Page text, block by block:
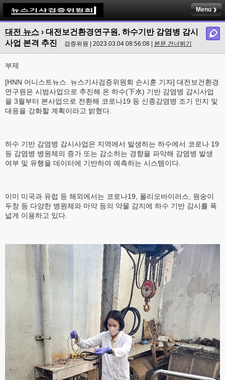
Menu
대전 뉴스 › 대전보건환경연구원, 하수기반 감염병 감시
사업 본격 추진
검증위원 | 2023.03.04 08:56:08 | 본문 건너뛰기
부제
[HNN 어니스트뉴스. 뉴스기사검증위원회 손시훈 기자] 대전보건환경
연구원은 시범사업으로 추진해 온 하수(下水) 기반 감염병 감시사업
을 3월부터 본사업으로 전환해 코로나19 등 신종감염병 조기 인지 및
대응을 강화할 계획이라고 밝혔다.
하수 기반 감염병 감시사업은 지역에서 발생하는 하수에서 코로나 19
등 감염병 병원체의 증가 또는 감소하는 경향을 파악해 감염병 발생
여부 및 유행을 데이터에 기반하여 예측하는 시스템이다.
이미 미국과 유럽 등 해외에서는 코로나19, 폴리오바이러스, 원숭이
두창 등 다양한 병원체와 마약 등의 약물 감지에 하수 기반 감시를 폭
넓게 이용하고 있다.